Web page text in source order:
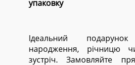
упаковку
Ідеальний
народження, річницю
зустріч. Замовляйте